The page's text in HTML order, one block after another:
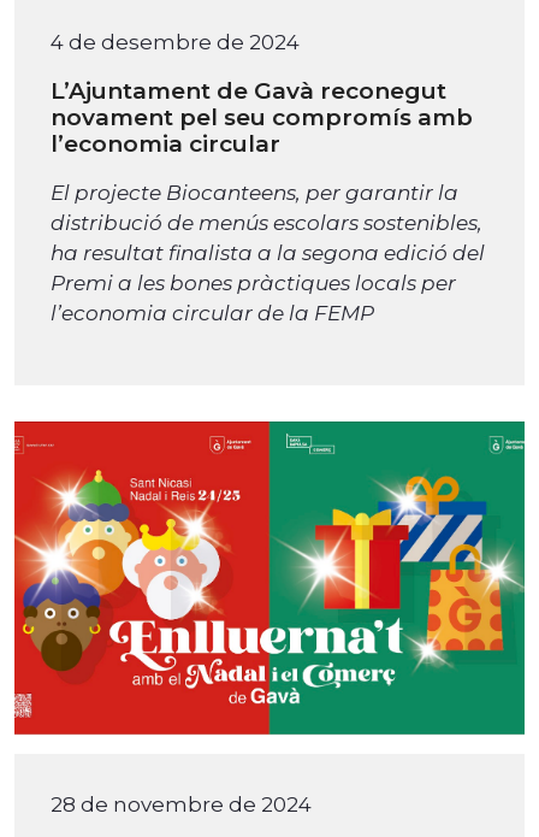
4 de desembre de 2024
L’Ajuntament de Gavà reconegut
novament pel seu compromís amb
l’economia circular
El projecte Biocanteens, per garantir la
distribució de menús escolars sostenibles,
ha resultat finalista a la segona edició del
Premi a les bones pràctiques locals per
l’economia circular de la FEMP
28 de novembre de 2024